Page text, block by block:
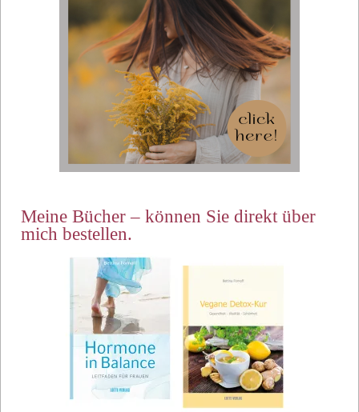
Meine Bücher – können Sie direkt über
mich bestellen.